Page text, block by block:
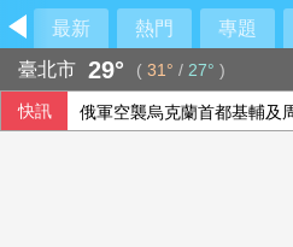
最新 熱門 專題
臺北市 29° ( 31° / 27° )
快訊 俄軍空襲烏克蘭首都基輔